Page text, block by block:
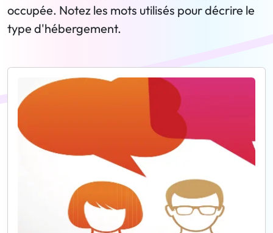
occupée. Notez les mots utilisés pour décrire le
type d'hébergement.